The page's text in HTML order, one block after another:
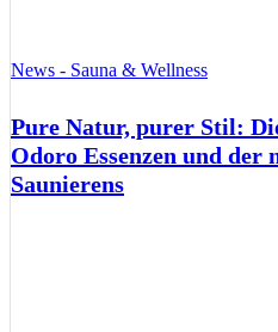
News - Sauna & Wellness
Pure Natur, purer Stil:
Odoro Essenzen und der
Saunierens